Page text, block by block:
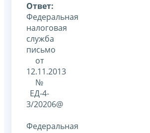
Ответ:
Федеральная
налоговая
служба
письмо
от
12.11.2013
№
ЕД-4-
3/20206@
Федеральная